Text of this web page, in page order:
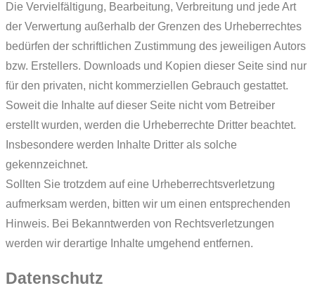
Die Vervielfältigung, Bearbeitung, Verbreitung und jede Art
der Verwertung außerhalb der Grenzen des Urheberrechtes
bedürfen der schriftlichen Zustimmung des jeweiligen Autors
bzw. Erstellers. Downloads und Kopien dieser Seite sind nur
für den privaten, nicht kommerziellen Gebrauch gestattet.
Soweit die Inhalte auf dieser Seite nicht vom Betreiber
erstellt wurden, werden die Urheberrechte Dritter beachtet.
Insbesondere werden Inhalte Dritter als solche
gekennzeichnet.
Sollten Sie trotzdem auf eine Urheberrechtsverletzung
aufmerksam werden, bitten wir um einen entsprechenden
Hinweis. Bei Bekanntwerden von Rechtsverletzungen
werden wir derartige Inhalte umgehend entfernen.
Datenschutz